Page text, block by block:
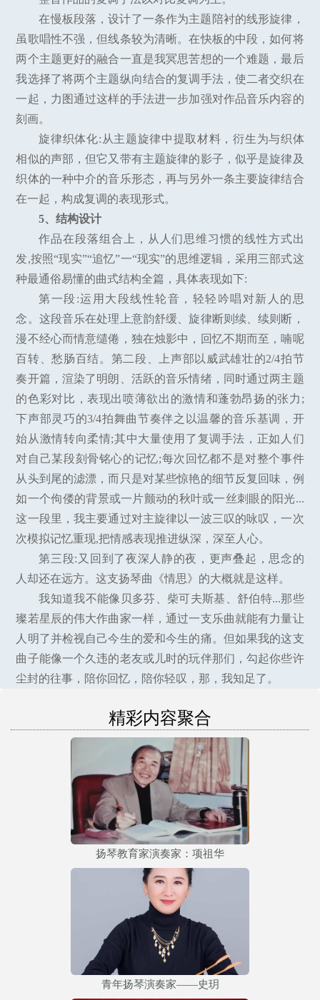
在慢板段落，设计了一条作为主题陪衬的线形旋律，
虽歌唱性不强，但线条较为清晰。在快板的中段，如何将
两个主题更好的融合一直是我冥思苦想的一个难题，最后
我选择了将两个主题纵向结合的复调手法，使二者交织在
一起，力图通过这样的手法进一步加强对作品音乐内容的
刻画。
旋律织体化:从主题旋律中提取材料，衍生为与织体
相似的声部，但它又带有主题旋律的影子，似乎是旋律及
织体的一种中介的音乐形态，再与另外一条主要旋律结合
在一起，构成复调的表现形式。
5、结构设计
作品在段落组合上，从人们思维习惯的线性方式出
发,按照“现实”“追忆”一“现实”的思维逻辑，采用三部式这
种最通俗易懂的曲式结构全篇，具体表现如下:
第一段:运用大段线性轮音，轻轻吟唱对新人的思
念。这段音乐在处理上意韵舒缓、旋律断则续、续则断，
漫不经心而情意缱倦，独在烛影中，回忆不期而至，喃呢
百转、愁肠百结。第二段、上声部以威武雄壮的2/4拍节
奏开篇，渲染了明朗、活跃的音乐情绪，同时通过两主题
的色彩对比，表现出喷薄欲出的激情和蓬勃昂扬的张力;
下声部灵巧的3/4拍舞曲节奏伴之以温馨的音乐基调，开
始从激情转向柔情;其中大量使用了复调手法，正如人们
对自己某段刻骨铭心的记忆;每次回忆都不是对整个事件
从头到尾的滤漂，而只是对某些惊艳的细节反复回味，例
如一个佝偻的背景或一片颤动的秋叶或一丝刺眼的阳光...
这一段里，我主要通过对主旋律以一波三叹的咏叹，一次
次模拟记忆重现,把情感表现推进纵深，深至人心。
第三段:又回到了夜深人静的夜，更声叠起，思念的
人却还在远方。这支扬琴曲《情思》的大概就是这样。
我知道我不能像贝多芬、柴可夫斯基、舒伯特...那些
璨若星辰的伟大作曲家一样，通过一支乐曲就能有力量让
人明了并检视自己今生的爱和今生的痛。但如果我的这支
曲子能像一个久违的老友或儿时的玩伴那们，勾起你些许
尘封的往事，陪你回忆，陪你轻叹，那，我知足了。
精彩内容聚合
扬琴教育家演奏家：项祖华
青年扬琴演奏家——史玥